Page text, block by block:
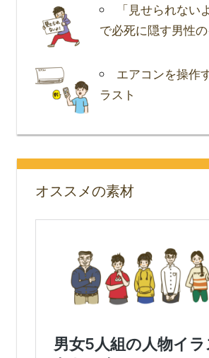
「見せられない
で必死に隠す男性
エアコンを操作
ラスト
オススメの素材